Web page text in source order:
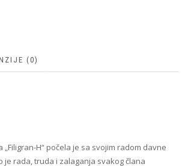
(0)
„Filigran-H“ počela je sa svojim radom davne
je rada, truda i zalaganja svakog člana